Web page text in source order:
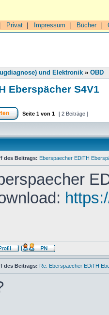
Privat Impressum Bücher|
und Elektronik » OBD
Eberspächer S4V1
Seite 1 von 1 [ 2 Beiträge ]
des Beitrags: Eberspaecher EDiTH
des Beitrags: Re: Eberspaecher EDiTH